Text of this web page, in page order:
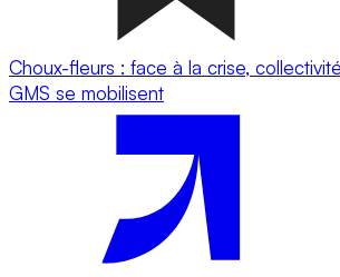
Choux-fleurs : face à la crise,
GMS se mobilisent